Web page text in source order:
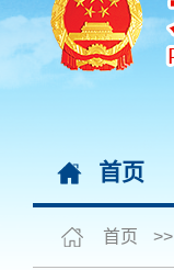
首页
首页 >>